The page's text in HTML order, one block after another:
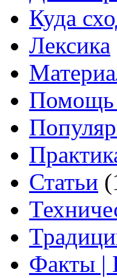
Куда
Лексика
Помощь
Статьи
Факты |